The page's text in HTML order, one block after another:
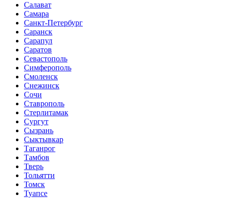
Салават
Самара
Санкт-Петербург
Саранск
Сарапул
Саратов
Севастополь
Симферополь
Смоленск
Снежинск
Сочи
Ставрополь
Стерлитамак
Сургут
Сызрань
Сыктывкар
Таганрог
Тамбов
Тверь
Тольятти
Томск
Туапсе